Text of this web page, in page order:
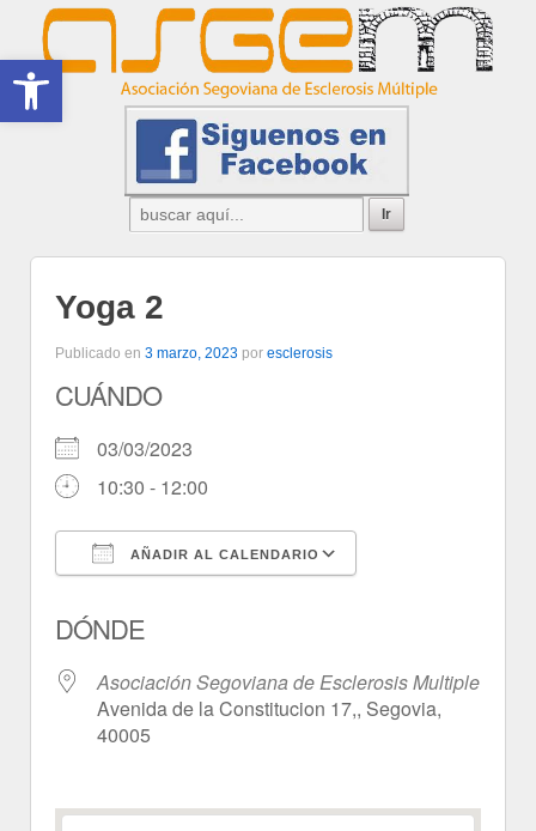
Abrir barra de herramientas
Yoga 2
Publicado en 3 marzo, 2023 por esclerosis
CUÁNDO
03/03/2023
10:30 - 12:00
AÑADIR AL CALENDARIO
DÓNDE
Asociación Segoviana de Esclerosis Multiple
Avenida de la Constitucion 17,, Segovia,
40005